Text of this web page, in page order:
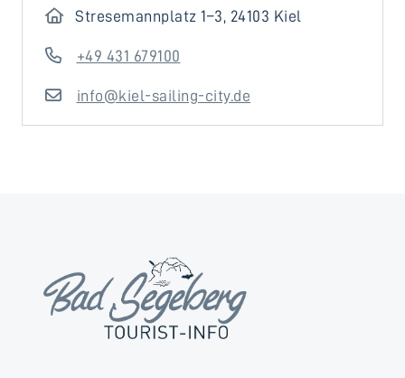
Stresemannplatz 1–3, 24103 Kiel
+49 431 679100
info@kiel-sailing-city.de